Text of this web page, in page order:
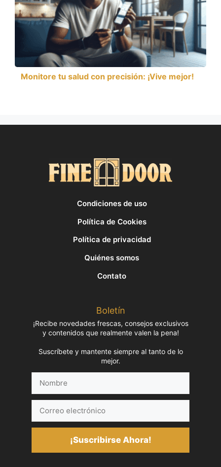
Monitore tu salud con precisión: ¡Vive mejor!
Condiciones de uso
Política de Cookies
Política de privacidad
Quiénes somos
Contato
Boletín
¡Recibe novedades frescas, consejos exclusivos
y contenidos que realmente valen la pena!
Suscríbete y mantente siempre al tanto de lo
mejor.
electrónico
¡Suscribirse Ahora!